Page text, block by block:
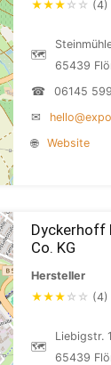
★★★ ☆ ☆ (4)
🗺
65439
☎
06145
✉
🌐
Website
Dyckerhoff
Co. KG
Hersteller
★★★ ☆ ☆ (4)
🗺
Liebigstr.
65439